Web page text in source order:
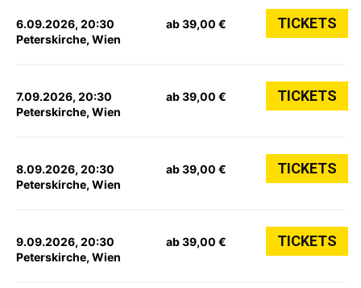
6.09.2026, 20:30
Peterskirche, Wien
ab 39,00 € TICKETS
7.09.2026, 20:30
Peterskirche, Wien
ab 39,00 € TICKETS
8.09.2026, 20:30
Peterskirche, Wien
ab 39,00 € TICKETS
9.09.2026, 20:30
Peterskirche, Wien
ab 39,00 € TICKETS